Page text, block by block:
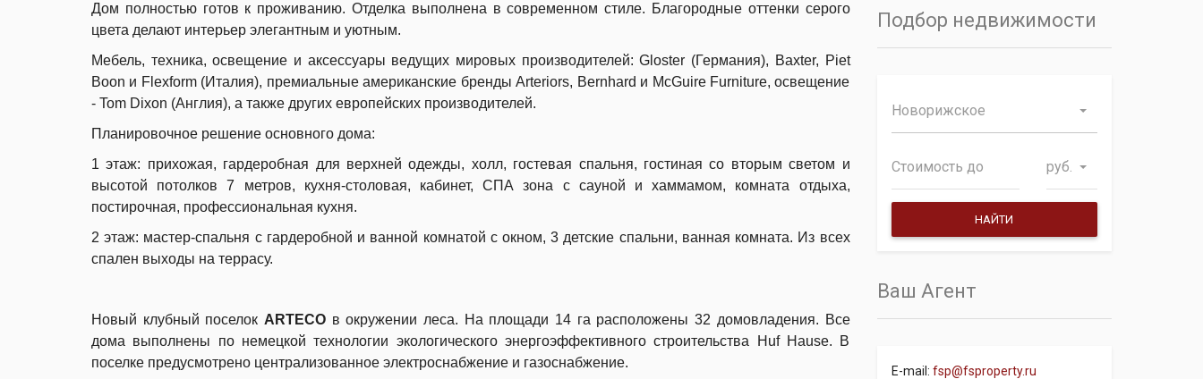
Дом полностью готов к проживанию. Отделка выполнена в современном стиле. Благородные оттенки серого
цвета делают интерьер элегантным и уютным.
Мебель, техника, освещение и аксессуары ведущих мировых производителей: Gloster (Германия), Baxter, Piet
Boon и Flexform (Италия), премиальные американские бренды Arteriors, Bernhard и McGuire Furniture, освещение
- Tom Dixon (Англия), а также других европейских производителей.
Планировочное решение основного дома:
1 этаж: прихожая, гардеробная для верхней одежды, холл, гостевая спальня, гостиная со вторым светом и
высотой потолков 7 метров, кухня-столовая, кабинет, СПА зона с сауной и хаммамом, комната отдыха,
постирочная, профессиональная кухня.
2 этаж: мастер-спальня с гардеробной и ванной комнатой с окном, 3 детские спальни, ванная комната. Из всех
спален выходы на террасу.
Новый клубный поселок ARTECO в окружении леса. На площади 14 га расположены 32 домовладения. Все
дома выполнены по немецкой технологии экологического энергоэффективного строительства Huf Hause. В
поселке предусмотрено централизованное электроснабжение и газоснабжение.
Подбор недвижимости
Новорижское
руб.
Ваш Агент
E-mail: fsp@fsproperty.ru